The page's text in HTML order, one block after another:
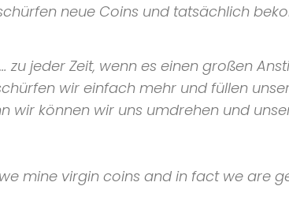
neue Coins und tatsächlich
zu jeder Zeit, wenn es einen großen
wir einfach mehr und füllen
wir können wir uns umdrehen und
mine virgin coins and in fact we are